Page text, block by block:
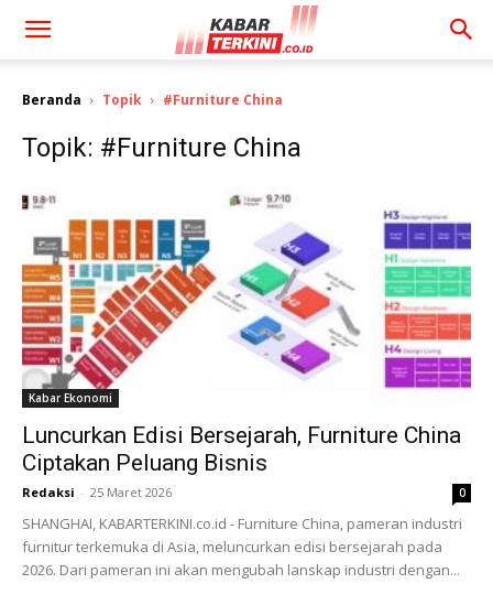
Beranda Topik #Furniture China
Topik: #Furniture China
Kabar Ekonomi
Luncurkan Edisi Bersejarah, Furniture China
Ciptakan Peluang Bisnis
Redaksi - 25 Maret 2026 0
SHANGHAI, KABARTERKINI.co.id - Furniture China, pameran industri
furnitur terkemuka di Asia, meluncurkan edisi bersejarah pada
2026. Dari pameran ini akan mengubah lanskap industri dengan...